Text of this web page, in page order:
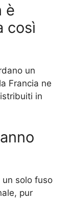
è
così
un
Francia ne
in
un solo fuso
pur